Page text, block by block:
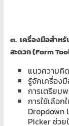
๓. เครื่องมือสำห
สะดวก (Form
แนวความคิ
รู้จักเครื่อง
การเตรียม
การใช้เลือก
Dropdown
Picker ช่ว